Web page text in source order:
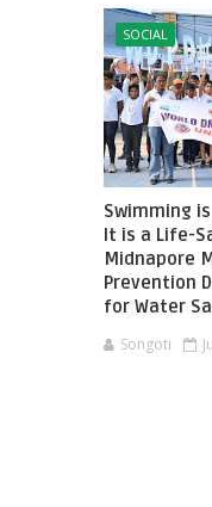
SOCIAL
Swimming
It is a Life-
Midnapore
Prevention
for Water
Songoti